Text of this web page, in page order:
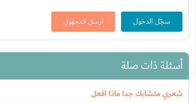
سجّل الدخول ارسل كمجهول
أسئلة ذات صلة
شعري متشابك جدا ماذا افعل